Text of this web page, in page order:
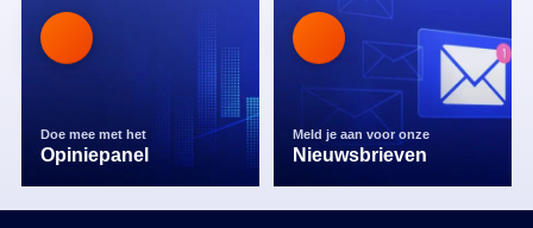
Doe mee met het
Opiniepanel
Meld je aan voor onze
Nieuwsbrieven